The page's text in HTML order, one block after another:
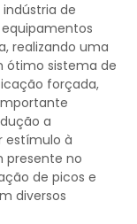
de
realizando uma
ótimo sistema de
forçada,
a
estímulo à
presente no
de picos e
diversos